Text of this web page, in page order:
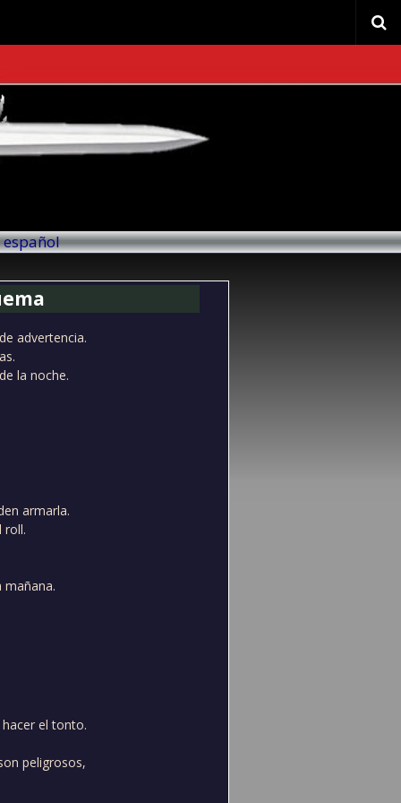
advertencia.
la noche.
armarla.
roll.
mañana.
el tonto.
peligrosos,